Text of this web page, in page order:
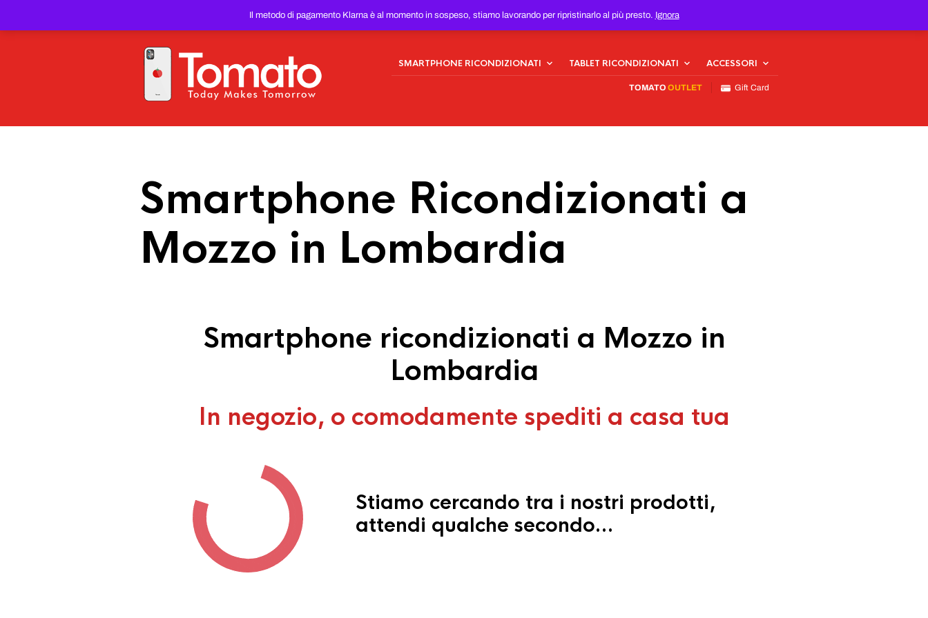
Il metodo di pagamento Klarna è al momento in sospeso, stiamo lavorando per ripristinarlo al più presto. Ignora
PREZZO DEL WEB!
SMARTPHONE RICONDIZIONATI TABLET RICONDIZIONATI ACCESSORI
TOMATO OUTLET Gift Card
Smartphone Ricondizionati a
Mozzo in Lombardia
Smartphone ricondizionati a Mozzo in
Lombardia
In negozio, o comodamente spediti a casa tua
Stiamo cercando tra i nostri prodotti,
attendi qualche secondo…